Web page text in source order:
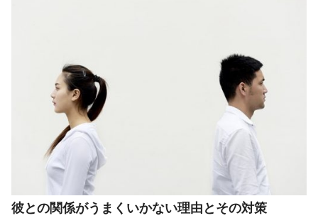
彼との関係がうまくいかない理由とその対策